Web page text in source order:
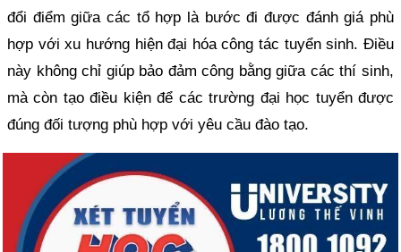
đổi điểm giữa các tổ hợp là bước đi được đánh giá phù
hợp với xu hướng hiện đại hóa công tác tuyển sinh. Điều
này không chỉ giúp bảo đảm công bằng giữa các thí sinh,
mà còn tạo điều kiện để các trường đại học tuyển được
đúng đối tượng phù hợp với yêu cầu đào tạo.